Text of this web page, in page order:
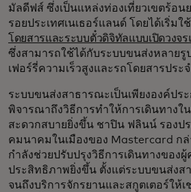
มัลดีฟส์ ซึ่งเป็นแหล่งท่องเที่ยวเขตร้อน
รอยประเทศเนเธอร์แลนด์ โดยได้เริ่มใช้
โดยสารและระบบตั๋วดิจิทัลแบบเปิดวงจ
ซึ่งสามารถใช้ได้กับระบบขนส่งหลาย
เฟอร์รี่ความเร็วสูงและรถโดยสารประ
ระบบขนส่งสาธารณะเป็นเพียงองค์ปร
พิจารณาถึงวิธีการทำให้การเดินทางใ
สะดวกสบายยิ่งขึ้น ชาปิน ฟลินน์ รองป
คมนาคมในเมืองของ Mastercard ก
กำลังช่วยปรับปรุงวิธีการเดินทางของผู้
ประสิทธิภาพยิ่งขึ้น ตั้งแต่ระบบขนส่งส
จนถึงบริการจักรยานและสกูตเตอร์ให้เ